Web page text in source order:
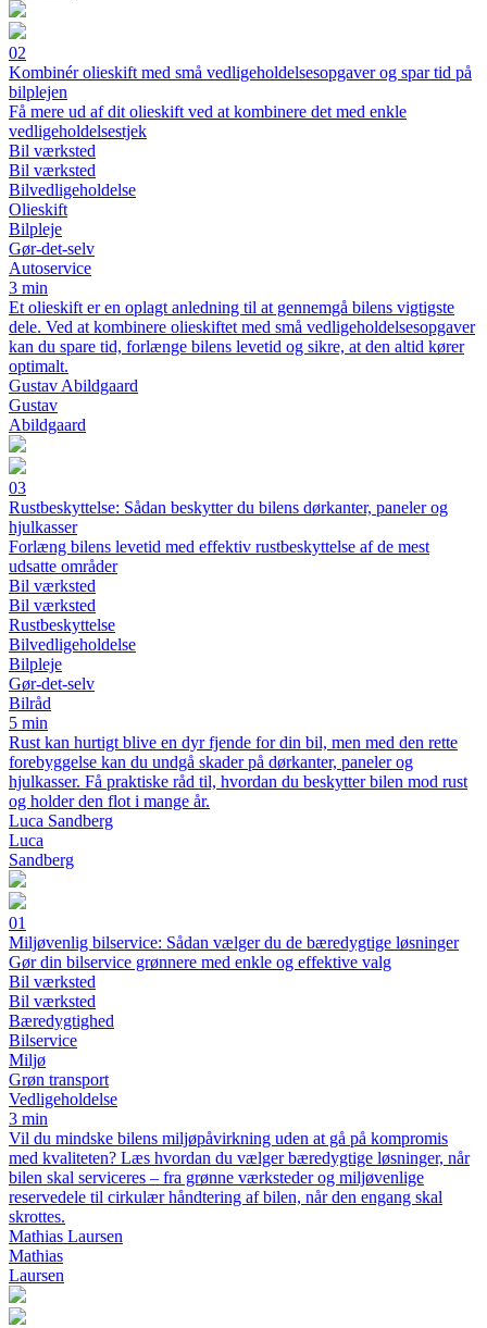
02
Kombinér olieskift med små vedligeholdelsesopgaver og spar tid på
bilplejen
Få mere ud af dit olieskift ved at kombinere det med enkle
vedligeholdelsestjek
Bil værksted
Bil værksted
Bilvedligeholdelse
Olieskift
Bilpleje
Gør-det-selv
Autoservice
3 min
Et olieskift er en oplagt anledning til at gennemgå bilens vigtigste
dele. Ved at kombinere olieskiftet med små vedligeholdelsesopgaver
kan du spare tid, forlænge bilens levetid og sikre, at den altid kører
optimalt.
Gustav Abildgaard
Gustav
Abildgaard
03
Rustbeskyttelse: Sådan beskytter du bilens dørkanter, paneler og
hjulkasser
Forlæng bilens levetid med effektiv rustbeskyttelse af de mest
udsatte områder
Bil værksted
Bil værksted
Rustbeskyttelse
Bilvedligeholdelse
Bilpleje
Gør-det-selv
Bilråd
5 min
Rust kan hurtigt blive en dyr fjende for din bil, men med den rette
forebyggelse kan du undgå skader på dørkanter, paneler og
hjulkasser. Få praktiske råd til, hvordan du beskytter bilen mod rust
og holder den flot i mange år.
Luca Sandberg
Luca
Sandberg
01
Miljøvenlig bilservice: Sådan vælger du de bæredygtige løsninger
Gør din bilservice grønnere med enkle og effektive valg
Bil værksted
Bil værksted
Bæredygtighed
Bilservice
Miljø
Grøn transport
Vedligeholdelse
3 min
Vil du mindske bilens miljøpåvirkning uden at gå på kompromis
med kvaliteten? Læs hvordan du vælger bæredygtige løsninger, når
bilen skal serviceres – fra grønne værksteder og miljøvenlige
reservedele til cirkulær håndtering af bilen, når den engang skal
skrottes.
Mathias Laursen
Mathias
Laursen